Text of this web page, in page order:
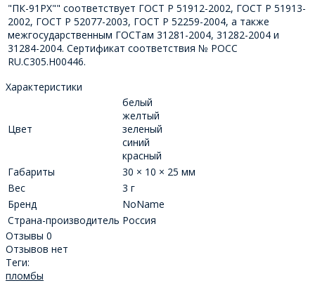
"ПК-91РХ"" соответствует ГОСТ Р 51912-2002, ГОСТ Р 51913-
2002, ГОСТ Р 52077-2003, ГОСТ Р 52259-2004, а также
межгосударственным ГОСТам 31281-2004, 31282-2004 и
31284-2004. Сертификат соответствия № РОСС
RU.C305.H00446.
Характеристики
Цвет
белый
желтый
зеленый
синий
красный
Габариты
30 × 10 × 25 мм
Вес
3 г
Бренд
NoName
Страна-производитель Россия
Отзывы 0
Отзывов нет
Теги:
пломбы